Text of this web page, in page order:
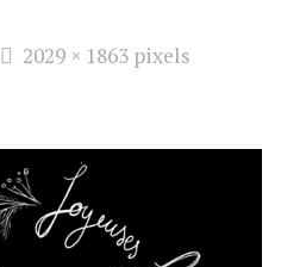
Full2029 × 1863 pixels